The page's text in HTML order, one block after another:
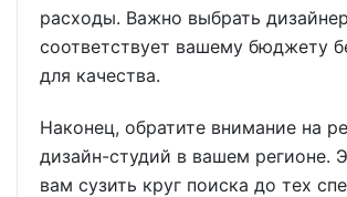
расходы. Важно выбрать
соответствует вашему бюджету
для качества.
Наконец, обратите внимание на
дизайн-студий в вашем регионе.
вам сузить круг поиска до тех